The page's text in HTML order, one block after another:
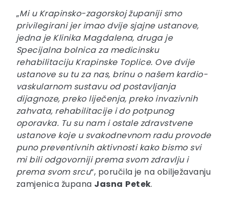
„Mi u Krapinsko-zagorskoj županiji smo
privilegirani jer imao dvije sjajne ustanove,
jedna je Klinika Magdalena, druga je
Specijalna bolnica za medicinsku
rehabilitaciju Krapinske Toplice. Ove dvije
ustanove su tu za nas, brinu o našem kardio-
vaskularnom sustavu od postavljanja
dijagnoze, preko liječenja, preko invazivnih
zahvata, rehabilitacije i do potpunog
oporavka. Tu su nam i ostale zdravstvene
ustanove koje u svakodnevnom radu provode
puno preventivnih aktivnosti kako bismo svi
mi bili odgovorniji prema svom zdravlju i
prema svom srcu“, poručila je na obilježavanju
zamjenica župana Jasna Petek.